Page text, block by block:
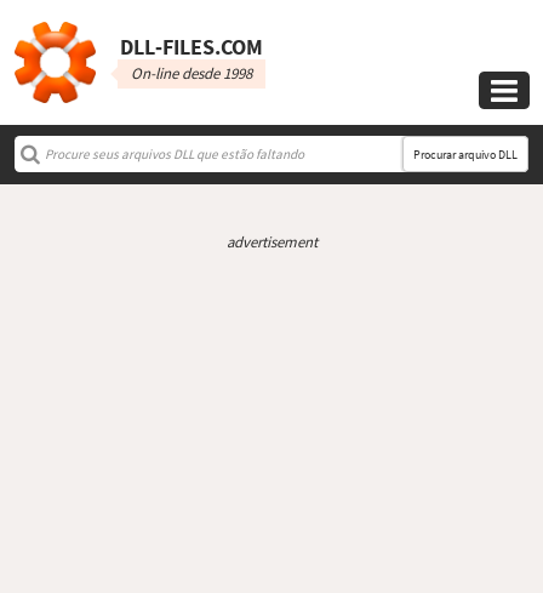
DLL‑FILES.COM
On-line desde 1998

Procurar arquivo DLL
advertisement